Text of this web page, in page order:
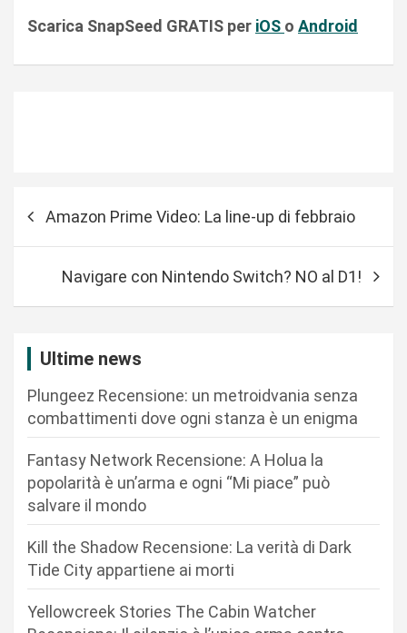
Scarica SnapSeed GRATIS per iOS o Android
Amazon Prime Video: La line-up di febbraio
Navigare con Nintendo Switch? NO al D1!
Ultime news
Plungeez Recensione: un metroidvania senza
combattimenti dove ogni stanza è un enigma
Fantasy Network Recensione: A Holua la
popolarità è un’arma e ogni “Mi piace” può
salvare il mondo
Kill the Shadow Recensione: La verità di Dark
Tide City appartiene ai morti
Yellowcreek Stories The Cabin Watcher